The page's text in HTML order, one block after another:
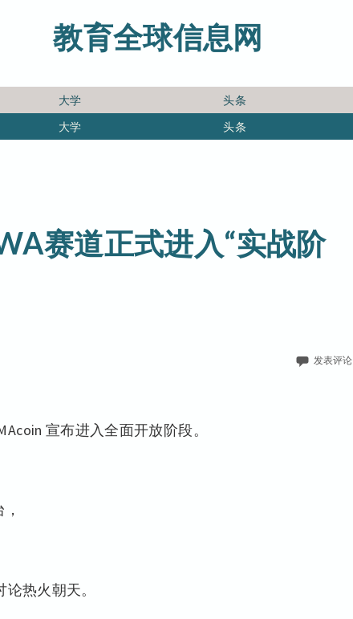
教育全球信息网
大学 头条
大学 头条
赛道正式进入“实战阶
发表评论
宣布进入全面开放阶段。
热火朝天。